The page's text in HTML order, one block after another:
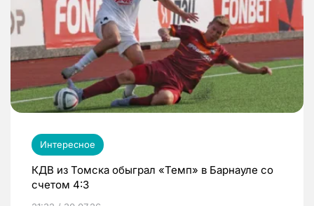
Интересное
КДВ из Томска обыграл «Темп» в Барнауле со
счетом 4:3